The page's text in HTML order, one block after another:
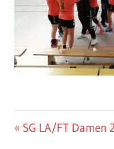
Beitragsnavigation
Vorheriger
SG LA/FT Damen